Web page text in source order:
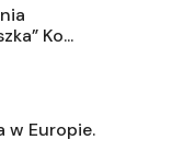
Ko...
w Europie.